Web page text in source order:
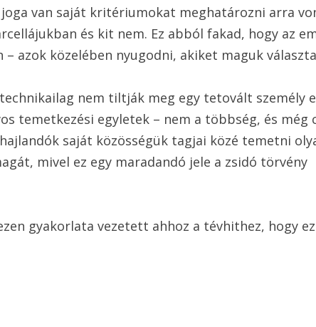
van saját kritériumokat meghatározni arra
és kit nem. Ez abból fakad, hogy az
– azok közelében nyugodni, akiket maguk
nem tiltják meg egy tetovált személy
temetkezési egyletek – nem a többség, és még
saját közösségük tagjai közé temetni
mivel ez egy maradandó jele a zsidó törvény
gyakorlata vezetett ahhoz a tévhithez, hogy